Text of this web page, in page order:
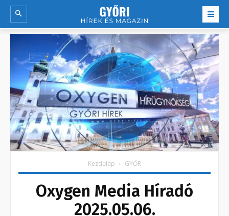
Kezdőlap GYŐR
Oxygen Media Híradó
2025.05.06.